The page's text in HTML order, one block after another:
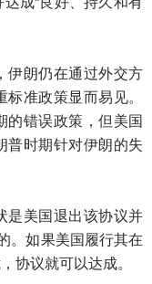
伊朗仍在通过外交方
准政策显而易见。
的错误政策，但美国
普时期针对伊朗的失
是美国退出该协议并
。如果美国履行其在
协议就可以达成。